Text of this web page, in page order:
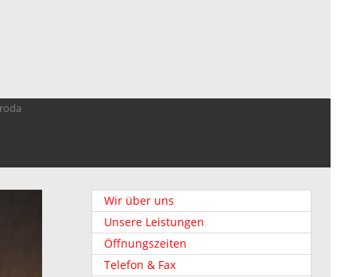
Wir über uns
Unsere Leistungen
Öffnungszeiten
Telefon & Fax